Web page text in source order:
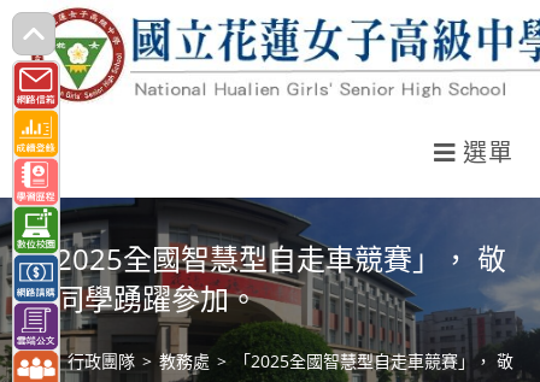
跳
轉
至
主
要
內
容
選單
「2025全國智慧型自走車競賽」， 敬
請同學踴躍參加。
> 行政團隊 > 教務處 > 「2025全國智慧型自走車競賽」， 敬請